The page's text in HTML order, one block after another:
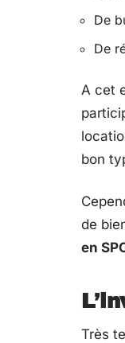
De
De
A cet
bon
de
en
Très